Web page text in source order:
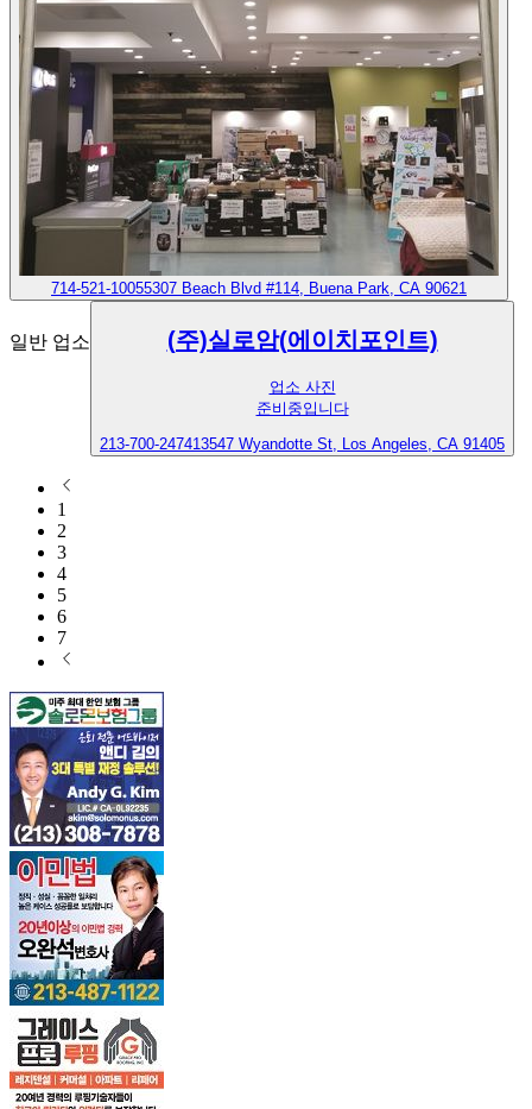
714-521-10055307 Beach Blvd #114, Buena Park, CA 90621
일반 업소 (주)실로암(에이치포인트)
업소 사진
준비중입니다
213-700-247413547 Wyandotte St, Los Angeles, CA 91405
1
2
3
4
5
6
7